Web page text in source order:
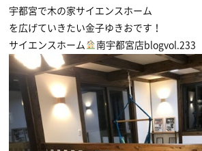
宇都宮で木の家サイエンスホーム
を広げていきたい金子ゆきおです！
サイエンスホーム
南宇都宮店blogvol.233